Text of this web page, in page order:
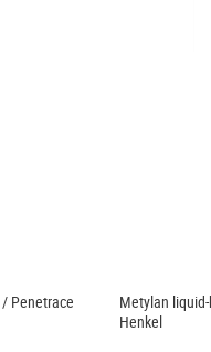
Penetrace
Metylan
Henkel